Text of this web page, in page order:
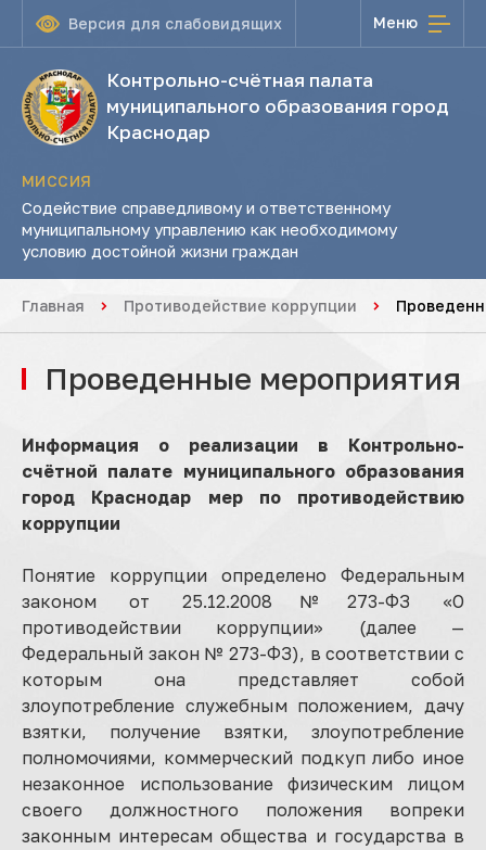
Версия для слабовидящих Меню
Контрольно-счётная палата
муниципального образования город
Краснодар
МИССИЯ
Содействие справедливому и ответственному
муниципальному управлению как необходимому
условию достойной жизни граждан
Главная Противодействие коррупции
Проведенные мероприятия
Информация о реализации в Контрольно-
счётной палате муниципального образования
город Краснодар мер по противодействию
коррупции
Понятие коррупции определено Федеральным
законом от 25.12.2008№273-ФЗ «О
противодействии коррупции» (далее —
Федеральный закон № 273-ФЗ), в соответствии с
которым она представляет собой
злоупотребление служебным положением, дачу
взятки, получение взятки, злоупотребление
полномочиями, коммерческий подкуп либо иное
незаконное использование физическим лицом
своего должностного положения вопреки
законным интересам общества и государства в